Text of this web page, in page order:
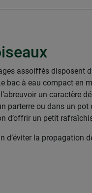
assoiffés disposent
bac à eau compact en
un caractère
parterre ou dans un
d’offrir un petit
d’éviter la propagation